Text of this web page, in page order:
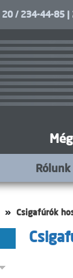
20 / 234-44-85
Rólunk
Csigafúrók